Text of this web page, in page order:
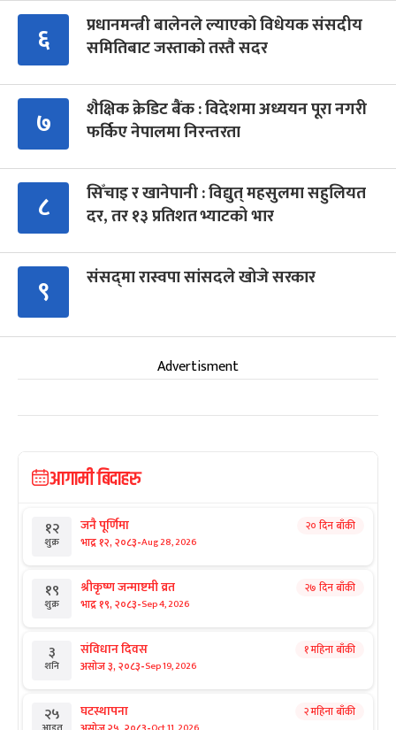
६
प्रधानमन्त्री बालेनले ल्याएको विधेयक संसदीय
समितिबाट जस्ताको तस्तै सदर
७
शैक्षिक क्रेडिट बैंक : विदेशमा अध्ययन पूरा नगरी
फर्किए नेपालमा निरन्तरता
८
सिँचाइ र खानेपानी : विद्युत् महसुलमा सहुलियत
दर, तर १३ प्रतिशत भ्याटको भार
९ संसद्‍मा रास्वपा सांसदले खोजे सरकार
Advertisment
आगामी बिदाहरु
१२
शुक्र
जनै पूर्णिमा
भाद्र १२, २०८३-Aug 28, 2026
२० दिन बाँकी
१९
शुक्र
श्रीकृष्ण जन्माष्टमी व्रत
भाद्र १९, २०८३-Sep 4, 2026
२७ दिन बाँकी
३
शनि
संविधान दिवस
असोज ३, २०८३-Sep 19, 2026
१ महिना बाँकी
२५ घटस्थापना २ महिना बाँकी